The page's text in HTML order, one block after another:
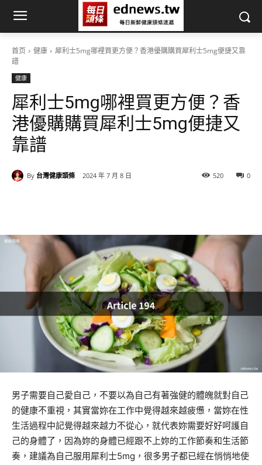
首页 健康
犀利士5mg哪裡買更方便？香港優購購買犀利士5mg便捷又靠
譜
健康
犀利士5mg哪裡買更方便？香
港優購購買犀利士5mg便捷又
靠譜
By 台灣健康頭條 2024 年 7 月 8 日 0
520
男子需要自己愛自己，不要以為自己有著強健的體魄就對自己
的健康不重視，其實當妳在工作中覺得越來越疲憊，當妳在性
生活過程中記覺得越來越力不從心，就代表妳需要好好呵護自
己的身體了，因為妳的身體已經跟不上妳的工作節奏和生活節
奏，建議為自己服用犀利士5mg，很多男子都已經在悄悄地使